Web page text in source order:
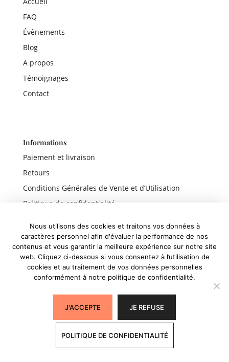
FAQ
Évènements
Blog
A propos
Témoignages
Contact
Informations
Paiement et livraison
Retours
Conditions Générales de Vente et d’Utilisation
Politique de confidentialité
Liens rapides
Boutique
Mon compte
Nous utilisons des cookies et traitons vos données à
caractères personnel afin d'évaluer la performance de nos
contenus et vous garantir la meilleure expérience sur notre site
web. Cliquez ci-dessous si vous consentez à l’utilisation de
cookies et au traitement de vos données personnelles
conformément à notre politique de confidentialité.
J'ACCEPTE JE REFUSE
POLITIQUE DE CONFIDENTIALITÉ